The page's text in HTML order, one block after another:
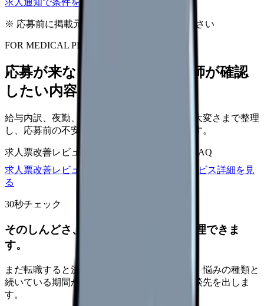
求人通知で条件を保存する
※ 応募前に掲載元の最新情報を確認してください
FOR MEDICAL PROVIDERS
応募が来ない求人票を、看護師が確認
したい内容に直せます
給与内訳、夜勤、休日、教育、職場の正直な大変さまで整理
し、応募前の不安を減らす求人票へ改善します。
求人票改善レビュー
応募前FAQ
求人票改善レビューの見積もりを依頼
サービス詳細を見
る
30秒チェック
そのしんどさ、転職すべきサインか整理できま
す。
まだ転職すると決めていなくても大丈夫です。悩みの種類と
続いている期間から、次に見るべき記事と相談先を出しま
す。